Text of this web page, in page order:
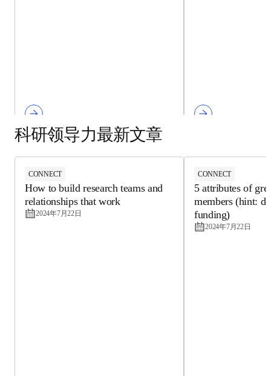
科研领导力最新文章
CONNECT
How to build research teams and
relationships that work
2024年7月22日
CONNECT
5 attributes of
members (hint:
funding)
2024年7月22日